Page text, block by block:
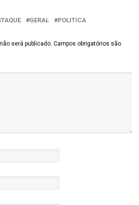
GERAL POLITICA
será publicado. Campos obrigatórios são